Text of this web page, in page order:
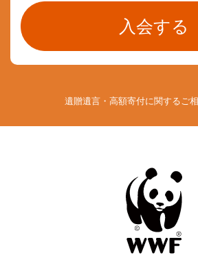
遺贈遺言・高額寄付に関するご